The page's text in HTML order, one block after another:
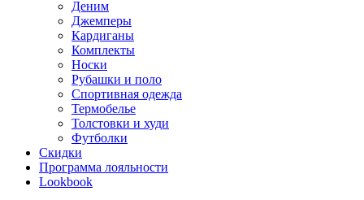
Деним
Джемперы
Кардиганы
Комплекты
Носки
Рубашки и поло
Спортивная одежда
Термобелье
Толстовки и худи
Футболки
Скидки
Программа лояльности
Lookbook